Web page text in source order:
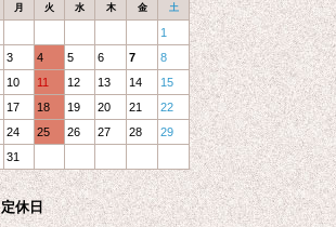
月 火 水 木 金 土
1
3 4 5 6 7
8
10 11 12 13 14
15
17 18 19 20 21
22
24 25 26 27 28
29
31
定休日